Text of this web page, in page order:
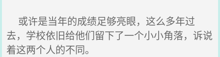
或许是当年的成绩足够亮眼，这么多年过
去，学校依旧给他们留下了一个小小角落，诉说
着这两个人的不同。